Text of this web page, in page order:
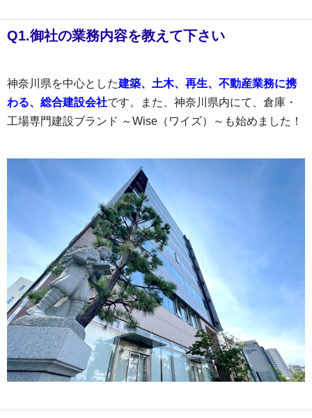
Q1.御社の業務内容を教えて下さい
神奈川県を中心とした建築、土木、再生、不動産業務に携
わる、総合建設会社です。また、神奈川県内にて、倉庫・
工場専門建設ブランド ～Wise（ワイズ）～も始めました！